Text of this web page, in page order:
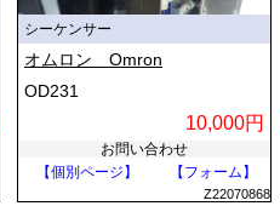
シーケンサー
オムロン Omron
OD231
10,000円
お問い合わせ
【個別ページ】
【フォーム】
Z22070868